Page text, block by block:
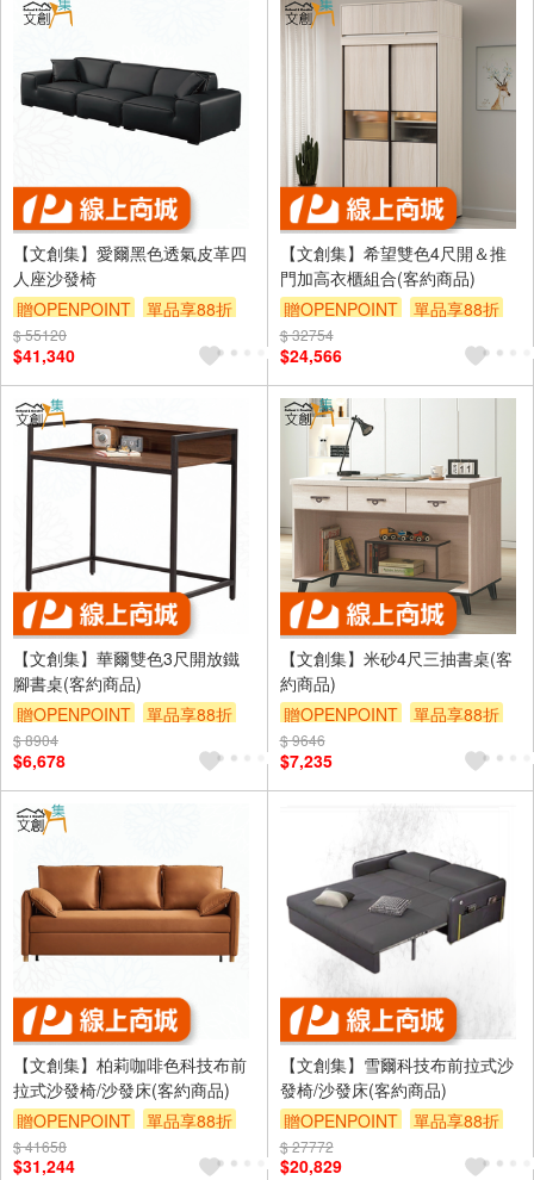
【文創集】愛爾黑色透氣皮革四
人座沙發椅
贈OPENPOINT
單品享88折
$ 55120
$41,340
【文創集】希望雙色4尺開＆推
門加高衣櫃組合(客約商品)
贈OPENPOINT
單品享88折
$ 32754
$24,566
【文創集】華爾雙色3尺開放鐵
腳書桌(客約商品)
贈OPENPOINT
單品享88折
$ 8904
$6,678
【文創集】米砂4尺三抽書桌(客
約商品)
贈OPENPOINT
單品享88折
$ 9646
$7,235
【文創集】柏莉咖啡色科技布前
拉式沙發椅/沙發床(客約商品)
贈OPENPOINT
單品享88折
$ 41658
$31,244
【文創集】雪爾科技布前拉式沙
發椅/沙發床(客約商品)
贈OPENPOINT
單品享88折
$ 27772
$20,829